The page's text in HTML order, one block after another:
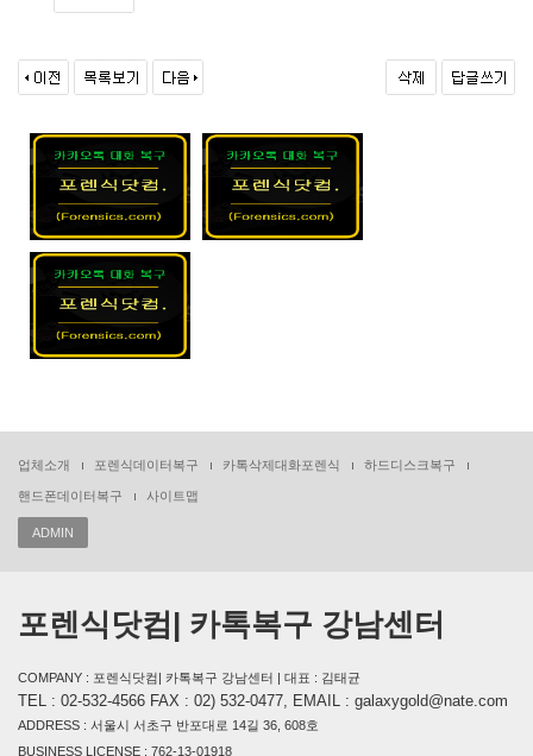
업체소개 포렌식데이터복구 카톡삭제대화포렌식 하드디스크복구
핸드폰데이터복구 사이트맵
ADMIN
포렌식닷컴| 카톡복구 강남센터
COMPANY : 포렌식닷컴| 카톡복구 강남센터 | 대표 : 김태균
TEL : 02-532-4566 FAX : 02) 532-0477, EMAIL : galaxygold@nate.com
ADDRESS : 서울시 서초구 반포대로 14길 36, 608호
BUSINESS LICENSE : 762-13-01918